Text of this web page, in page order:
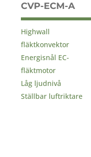
CVP-ECM-A
Highwall
fläktkonvektor
Energisnål EC-
fläktmotor
Låg ljudnivå
Ställbar luftriktare